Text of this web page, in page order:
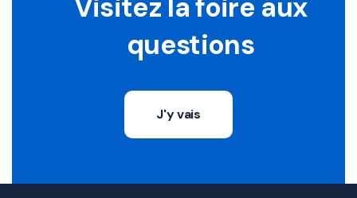
Visitez la foire aux
questions
J'y vais